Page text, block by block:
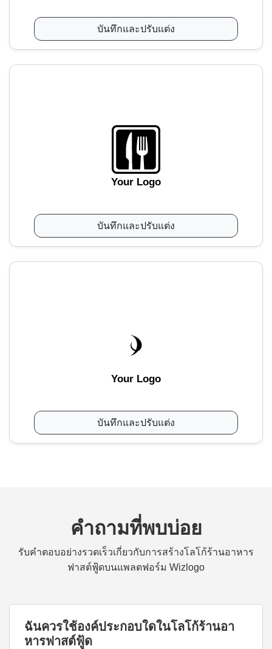
บันทึกและปรับแต่ง
Your Logo
บันทึกและปรับแต่ง
Your Logo
บันทึกและปรับแต่ง
คำถามที่พบบ่อย
รับคำตอบอย่างรวดเร็วเกี่ยวกับการสร้างโลโก้ร้านอาหาร
ฟาสต์ฟู้ดบนแพลตฟอร์ม Wizlogo
ฉันควรใช้องค์ประกอบใดในโลโก้ร้านอา
หารฟาสต์ฟู้ด